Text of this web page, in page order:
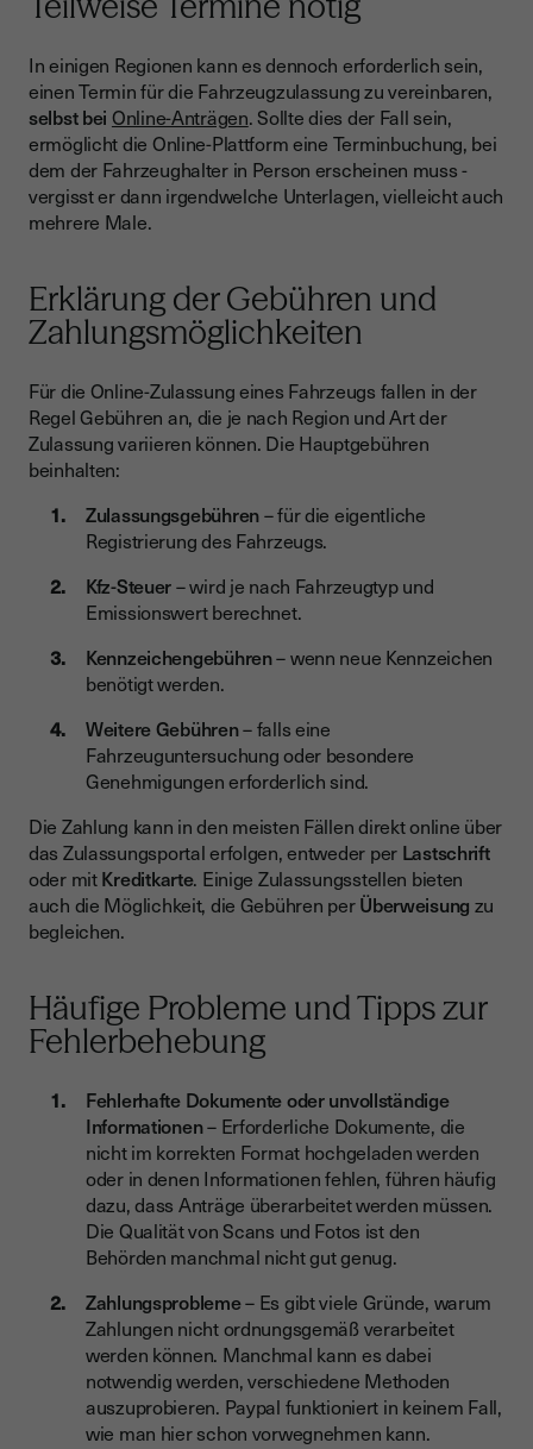
In einigen Regionen kann es dennoch erforderlich sein,
einen Termin für die Fahrzeugzulassung zu vereinbaren,
selbst bei Online-Anträgen. Sollte dies der Fall sein,
ermöglicht die Online-Plattform eine Terminbuchung, bei
dem der Fahrzeughalter in Person erscheinen muss -
vergisst er dann irgendwelche Unterlagen, vielleicht auch
mehrere Male.
Erklärung der Gebühren und
Zahlungsmöglichkeiten
Für die Online-Zulassung eines Fahrzeugs fallen in der
Regel Gebühren an, die je nach Region und Art der
Zulassung variieren können. Die Hauptgebühren
beinhalten:
Zulassungsgebühren– für die eigentliche
Registrierung des Fahrzeugs.
Kfz-Steuer– wird je nach Fahrzeugtyp und
Emissionswert berechnet.
Kennzeichengebühren– wenn neue Kennzeichen
benötigt werden.
Weitere Gebühren– falls eine
Fahrzeuguntersuchung oder besondere
Genehmigungen erforderlich sind.
Die Zahlung kann in den meisten Fällen direkt online über
das Zulassungsportal erfolgen, entweder per Lastschrift
oder mitKreditkarte. Einige Zulassungsstellen bieten
auch die Möglichkeit, die Gebühren perÜberweisung zu
begleichen.
Häufige Probleme und Tipps zur
Fehlerbehebung
Fehlerhafte Dokumente oder unvollständige
Informationen– Erforderliche Dokumente, die
nicht im korrekten Format hochgeladen werden
oder in denen Informationen fehlen, führen häufig
dazu, dass Anträge überarbeitet werden müssen.
Die Qualität von Scans und Fotos ist den
Behörden manchmal nicht gut genug.
Zahlungsprobleme– Es gibt viele Gründe, warum
Zahlungen nicht ordnungsgemäß verarbeitet
werden können. Manchmal kann es dabei
notwendig werden, verschiedene Methoden
auszuprobieren. Paypal funktioniert in keinem Fall,
wie man hier schon vorwegnehmen kann.